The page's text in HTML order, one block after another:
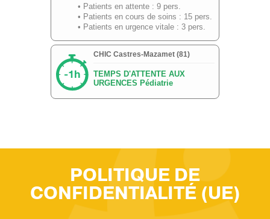
POLITIQUE DE
CONFIDENTIALITÉ (UE)